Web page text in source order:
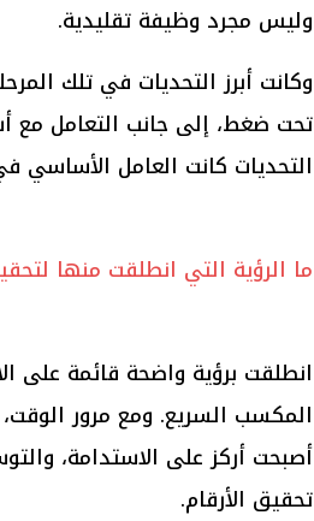
وليس مجرد وظيفة تقليدية.
وكانت أبرز التحديات في تلك
تحت ضغط، إلى جانب التعامل مع
التحديات كانت العامل الأساسي
ما الرؤية التي انطلقت منها
انطلقت برؤية واضحة قائمة على
المكسب السريع. ومع مرور
أصبحت أركز على الاستدامة،
تحقيق الأرقام.